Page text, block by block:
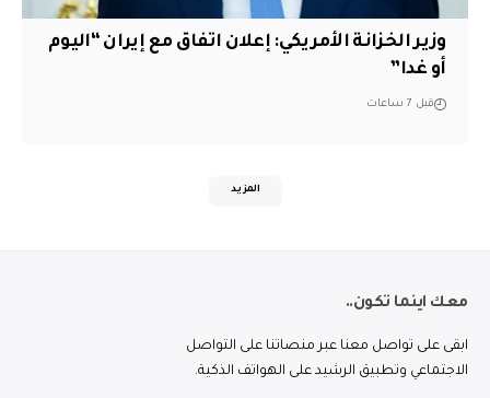
وزير الخزانة الأمريكي: إعلان اتفاق مع إيران “اليوم
أو غدا”
قبل 7 ساعات
المزيد
معك اينما تكون..
ابقى على تواصل معنا عبر منصاتنا على التواصل
الاجتماعي وتطبيق الرشيد على الهواتف الذكية.